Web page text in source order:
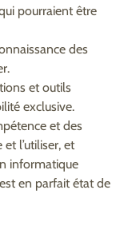
pourraient être
des
et outils
exclusive.
et des
l’utiliser, et
informatique
en parfait état de